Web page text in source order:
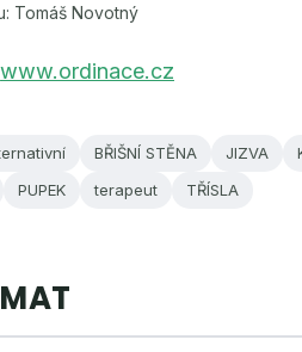
Tomáš Novotný
www.ordinace.cz
BŘIŠNÍ STĚNA JIZVA
PUPEK terapeut TŘÍSLA